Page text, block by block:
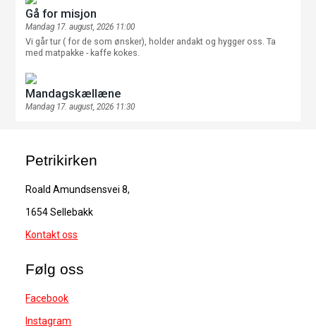
Gå for misjon
Mandag 17. august, 2026 11:00
Vi går tur ( for de som ønsker), holder andakt og hygger oss. Ta
med matpakke - kaffe kokes.
Mandagskællæne
Mandag 17. august, 2026 11:30
Petrikirken
Roald Amundsensvei 8,
1654 Sellebakk
Kontakt oss
Følg oss
Facebook
Instagram